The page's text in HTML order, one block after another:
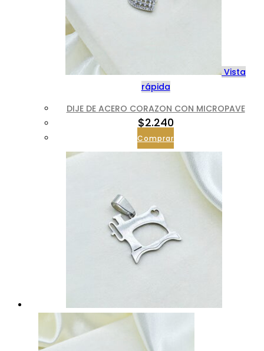
Vista
rápida
DIJE DE ACERO CORAZON CON MICROPAVE
$2.240
Comprar